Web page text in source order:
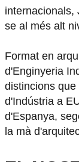
internacionals,
se al més alt
Format en
d'Enginyeria
distincions
d'Indústria a
d'Espanya,
la mà